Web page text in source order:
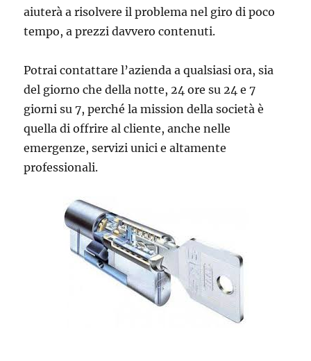
aiuterà a risolvere il problema nel giro di poco
tempo, a prezzi davvero contenuti.
Potrai contattare l’azienda a qualsiasi ora, sia
del giorno che della notte, 24 ore su 24 e 7
giorni su 7, perché la mission della società è
quella di offrire al cliente, anche nelle
emergenze, servizi unici e altamente
professionali.